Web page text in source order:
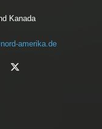
Kanada
amerika.de